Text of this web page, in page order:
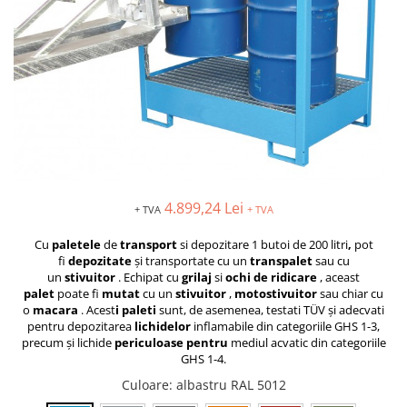
Lăzi
Rafturi
Suport / Stativ
Dulap substante chimice
Electrice
Hidraulice
Piese stivuitor
Role si roti pentru lize
Scaune pentru utilaje și stivuitoare
Vaseline
Brate prelungitoare
Lama de zapada
Matura stivuitor
Cupă cu acționare mecanică
Traverse
Cheie tachelaj
Containere basculante
Tip 4A - cu deblocare automată
Tip AK - sistem abroll
Solutii intretinere lant moto
Produse Liqui Moly
Liqui Moly 5w30
+ TVA 4.899,24 Lei + TVA
Cu paleteledetransportsi depozitare 1 butoi de 200 litri, pot
fi depozitateși transportate cu un transpaletsau cu
un stivuitor . Echipat cu grilaj siochi de ridicare, aceast
palet poate fi mutatcu un stivuitor, motostivuitorsau chiar cu
o macara .Acesti paleti sunt, de asemenea, testati TÜV și adecvati
pentru depozitarea lichidelor inflamabiledin categoriile GHS 1-3,
precum și lichide periculoase pentru mediul acvatic din categoriile
GHS 1-4.
Culoare: albastru RAL 5012